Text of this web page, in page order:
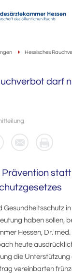
Hessisches
darf
Prävention
Gesundheitsschutz
haben sollen,
Hessen, Dr.
heute
die
vereinbarten